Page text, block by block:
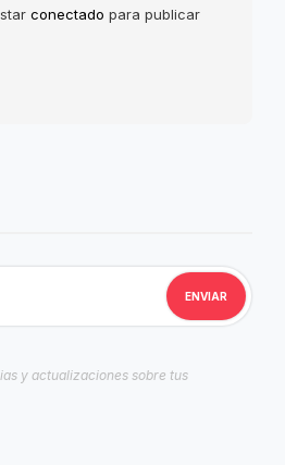
conectado para publicar
y actualizaciones sobre tus